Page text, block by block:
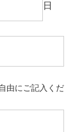
日
由にご記入くだ